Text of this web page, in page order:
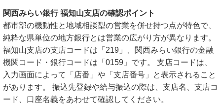
関西みらい銀行 福知山支店の確認ポイント
都市部の機動性と地域相談型の営業を併せ持つ点が特色で、
純粋な県単位の地方銀行とは営業の広がり方が異なります。
福知山支店の支店コードは「219」、関西みらい銀行の金融
機関コード・銀行コードは「0159」です。 支店コードは、
入力画面によって「店番」や「支店番号」と表示されること
があります。 振込先登録や給与振込の際は、支店名、支店コ
ード、口座名義をあわせて確認してください。